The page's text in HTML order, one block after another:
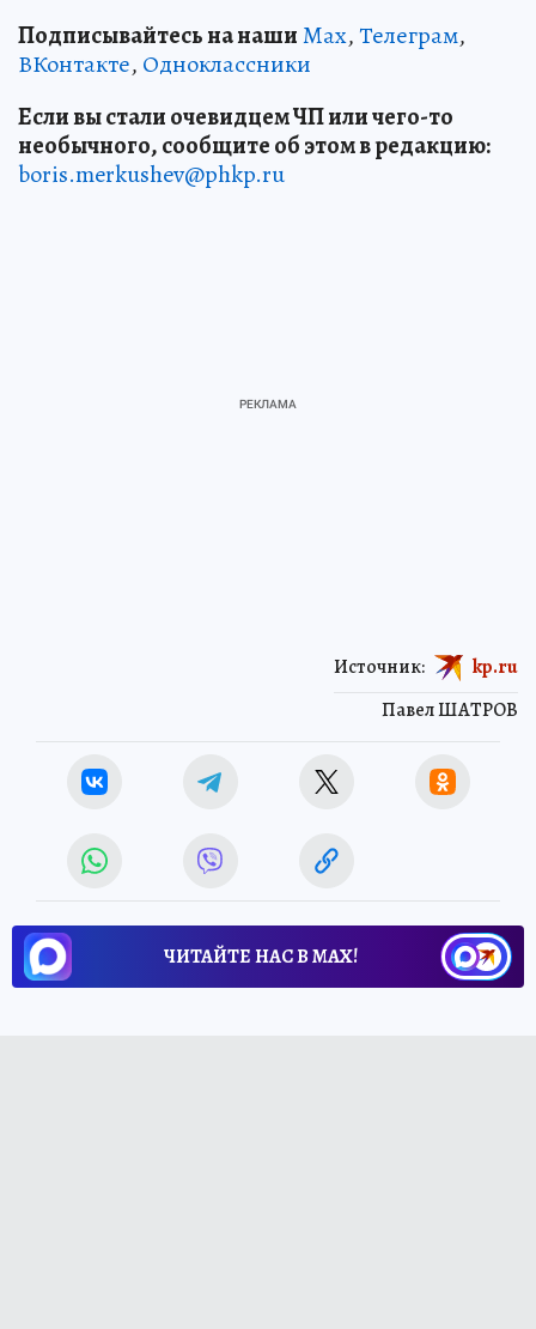
Подписывайтесь на нашиMax,Телеграм,
ВКонтакте, Одноклассники
Если вы стали очевидцем ЧП или чего-то
необычного, сообщите об этом в редакцию:
boris.merkushev@phkp.ru
Павел ШАТРОВ
Источник: kp.ru
ЧИТАЙТЕ НАС В МАХ!